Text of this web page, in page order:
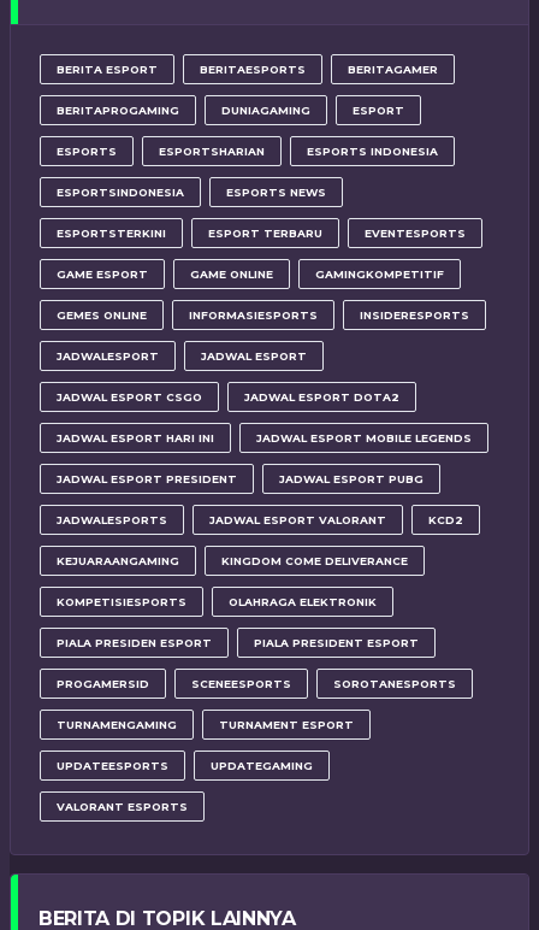
BERITA ESPORT BERITAESPORTS BERITAGAMER
BERITAPROGAMING DUNIAGAMING ESPORT
ESPORTS ESPORTSHARIAN ESPORTS INDONESIA
ESPORTSINDONESIA ESPORTS NEWS
ESPORTSTERKINI ESPORT TERBARU EVENTESPORTS
GAME ESPORT GAME ONLINE GAMINGKOMPETITIF
GEMES ONLINE INFORMASIESPORTS INSIDERESPORTS
JADWALESPORT JADWAL ESPORT
JADWAL ESPORT CSGO JADWAL ESPORT DOTA2
JADWAL ESPORT HARI INI JADWAL ESPORT MOBILE LEGENDS
JADWAL ESPORT PRESIDENT JADWAL ESPORT PUBG
JADWALESPORTS JADWAL ESPORT VALORANT KCD2
KEJUARAANGAMING KINGDOM COME DELIVERANCE
KOMPETISIESPORTS OLAHRAGA ELEKTRONIK
PIALA PRESIDEN ESPORT PIALA PRESIDENT ESPORT
PROGAMERSID SCENEESPORTS SOROTANESPORTS
TURNAMENGAMING TURNAMENT ESPORT
UPDATEESPORTS UPDATEGAMING
VALORANT ESPORTS
BERITA DI TOPIK LAINNYA